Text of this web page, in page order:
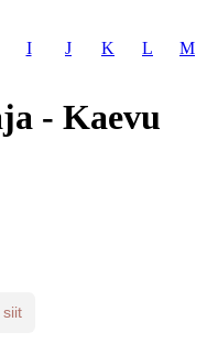
I J K L M
- Kaevu
siit